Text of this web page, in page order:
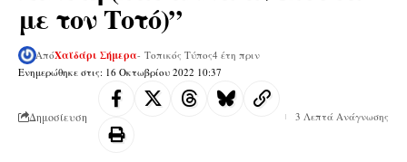
με τον Τοτό)”
Ενημερώθηκε στις: 16 Οκτωβρίου 2022 10:37
ΑπόΧαϊδάρι Σήμερα- Τοπικός Τύπος4 έτη πριν
Δημοσίευση 3 Λεπτά Ανάγνωσης